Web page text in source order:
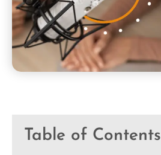
Table of Contents